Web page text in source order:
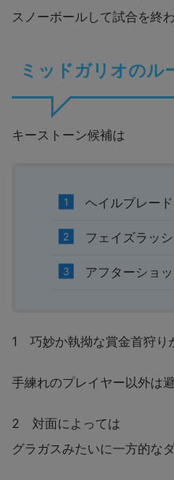
スノーボールして試合を終
ミッドガリオのル
キーストーン候補は
ヘイルブレー
フェイズラッシ
アフターショッ
1 巧妙か執拗な賞金首狩り
手練れのプレイヤー以外は
2 対面によっては
グラガスみたいに一方的な